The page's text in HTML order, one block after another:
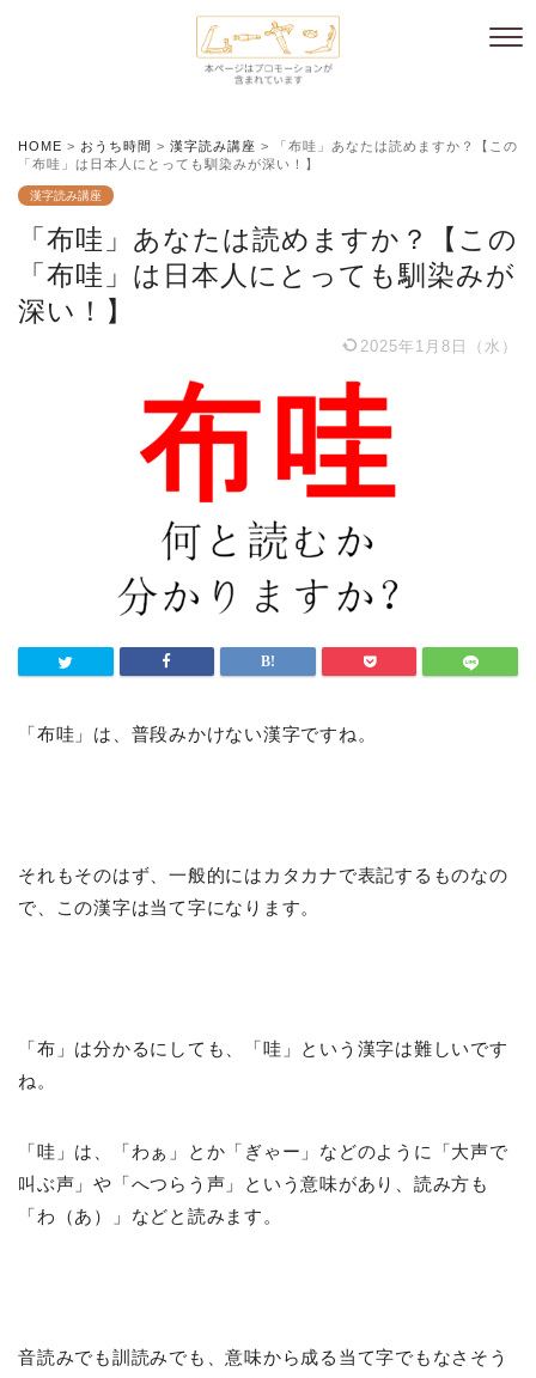
HOME > おうち時間 > 漢字読み講座 >
「布哇」あなたは読めますか？【この
「布哇」は日本人にとっても馴染みが深い！】
漢字読み講座
「布哇」あなたは読めますか？【この
「布哇」は日本人にとっても馴染みが
深い！】
2025年1月8日（水）
「布哇」は、普段みかけない漢字ですね。
それもそのはず、一般的にはカタカナで表記するものなの
で、この漢字は当て字になります。
「布」は分かるにしても、「哇」という漢字は難しいです
ね。
「哇」は、「わぁ」とか「ぎゃー」などのように「大声で
叫ぶ声」や「へつらう声」という意味があり、読み方も
「わ（あ）」などと読みます。
音読みでも訓読みでも、意味から成る当て字でもなさそう